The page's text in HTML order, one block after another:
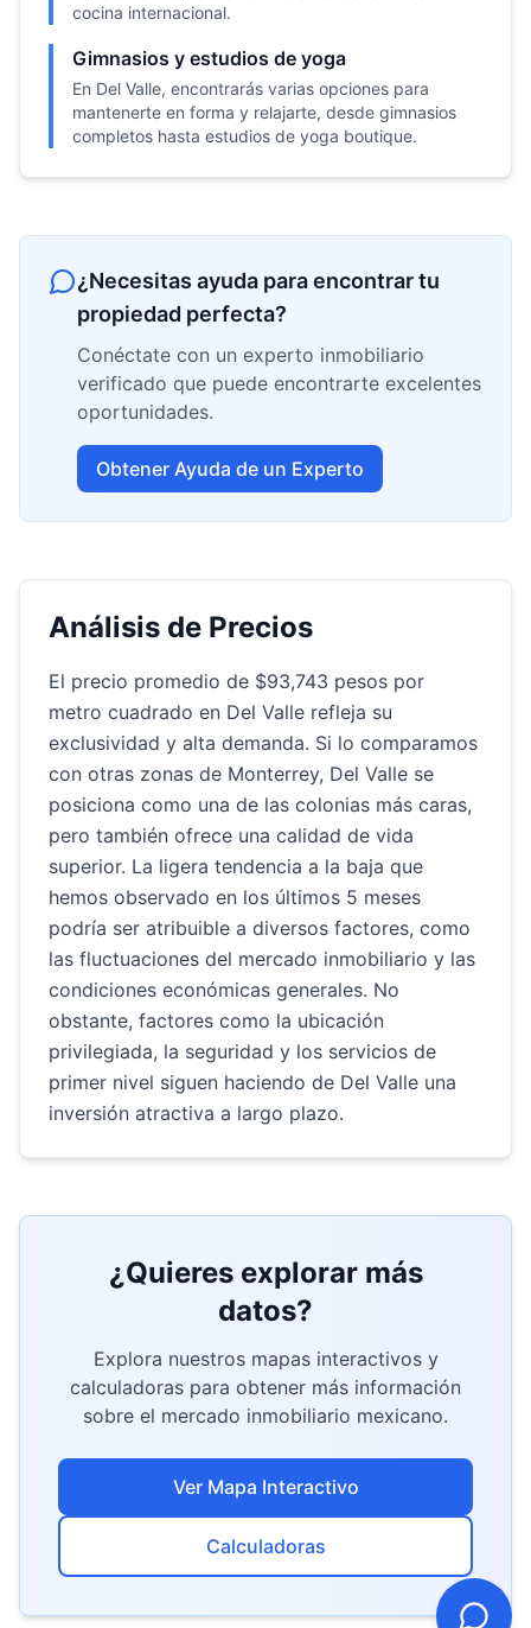
cocina internacional.
Gimnasios y estudios de yoga
En Del Valle, encontrarás varias opciones para
mantenerte en forma y relajarte, desde gimnasios
completos hasta estudios de yoga boutique.
¿Necesitas ayuda para encontrar tu
propiedad perfecta?
Conéctate con un experto inmobiliario
verificado que puede encontrarte excelentes
oportunidades.
Obtener Ayuda de un Experto
Análisis de Precios
El precio promedio de $93,743 pesos por
metro cuadrado en Del Valle refleja su
exclusividad y alta demanda. Si lo comparamos
con otras zonas de Monterrey, Del Valle se
posiciona como una de las colonias más caras,
pero también ofrece una calidad de vida
superior. La ligera tendencia a la baja que
hemos observado en los últimos 5 meses
podría ser atribuible a diversos factores, como
las fluctuaciones del mercado inmobiliario y las
condiciones económicas generales. No
obstante, factores como la ubicación
privilegiada, la seguridad y los servicios de
primer nivel siguen haciendo de Del Valle una
inversión atractiva a largo plazo.
¿Quieres explorar más
datos?
Explora nuestros mapas interactivos y
calculadoras para obtener más información
sobre el mercado inmobiliario mexicano.
Ver Mapa Interactivo
Calculadoras